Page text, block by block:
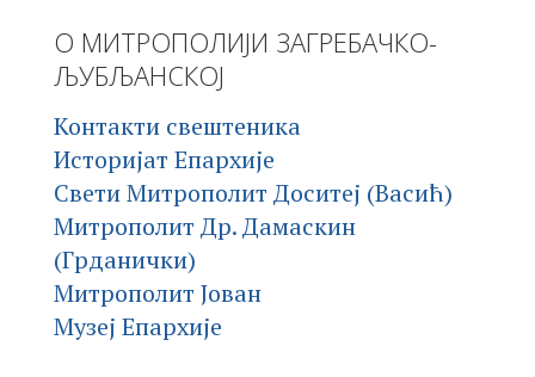
О МИТРОПОЛИЈИ ЗАГРЕБАЧКО-
ЉУБЉАНСКОЈ
Контакти свештеника
Историјат Епархије
Свети Митрополит Доситеј (Васић)
Митрополит Др. Дамаскин
(Грданички)
Митрополит Јован
Музеј Епархије